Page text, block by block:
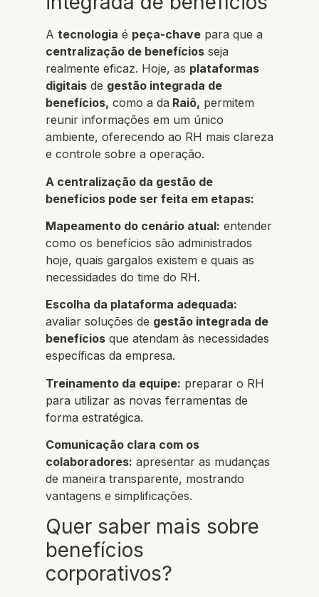
A tecnologia é peça-chave para que a
centralização de benefícios seja
realmente eficaz. Hoje, as plataformas
digitais de gestão integrada de
benefícios, como a da Raiô, permitem
reunir informações em um único
ambiente, oferecendo ao RH mais clareza
e controle sobre a operação.
A centralização da gestão de
benefícios pode ser feita em etapas:
Mapeamento do cenário atual: entender
como os benefícios são administrados
hoje, quais gargalos existem e quais as
necessidades do time do RH.
Escolha da plataforma adequada:
avaliar soluções de gestão integrada de
benefícios que atendam às necessidades
específicas da empresa.
Treinamento da equipe: preparar o RH
para utilizar as novas ferramentas de
forma estratégica.
Comunicação clara com os
colaboradores: apresentar as mudanças
de maneira transparente, mostrando
vantagens e simplificações.
Quer saber mais sobre
benefícios
corporativos?